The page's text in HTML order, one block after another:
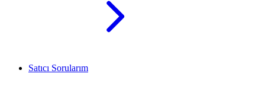
Satıcı Sorularım